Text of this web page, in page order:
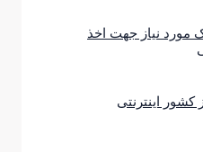
مورد نیاز جهت اخذ
کشور اینترنتی